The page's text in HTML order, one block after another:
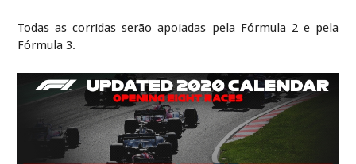
Todas as corridas serão apoiadas pela Fórmula 2 e pela
Fórmula 3.